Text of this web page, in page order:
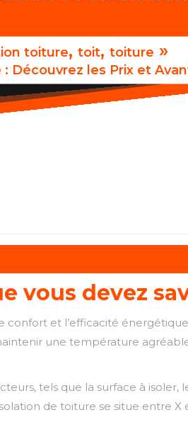
toiture, toit, toiture »
Découvrez les Prix et
vous devez
confort et l’efficacité
une température
tels que la surface à isoler,
de toiture se situe entre